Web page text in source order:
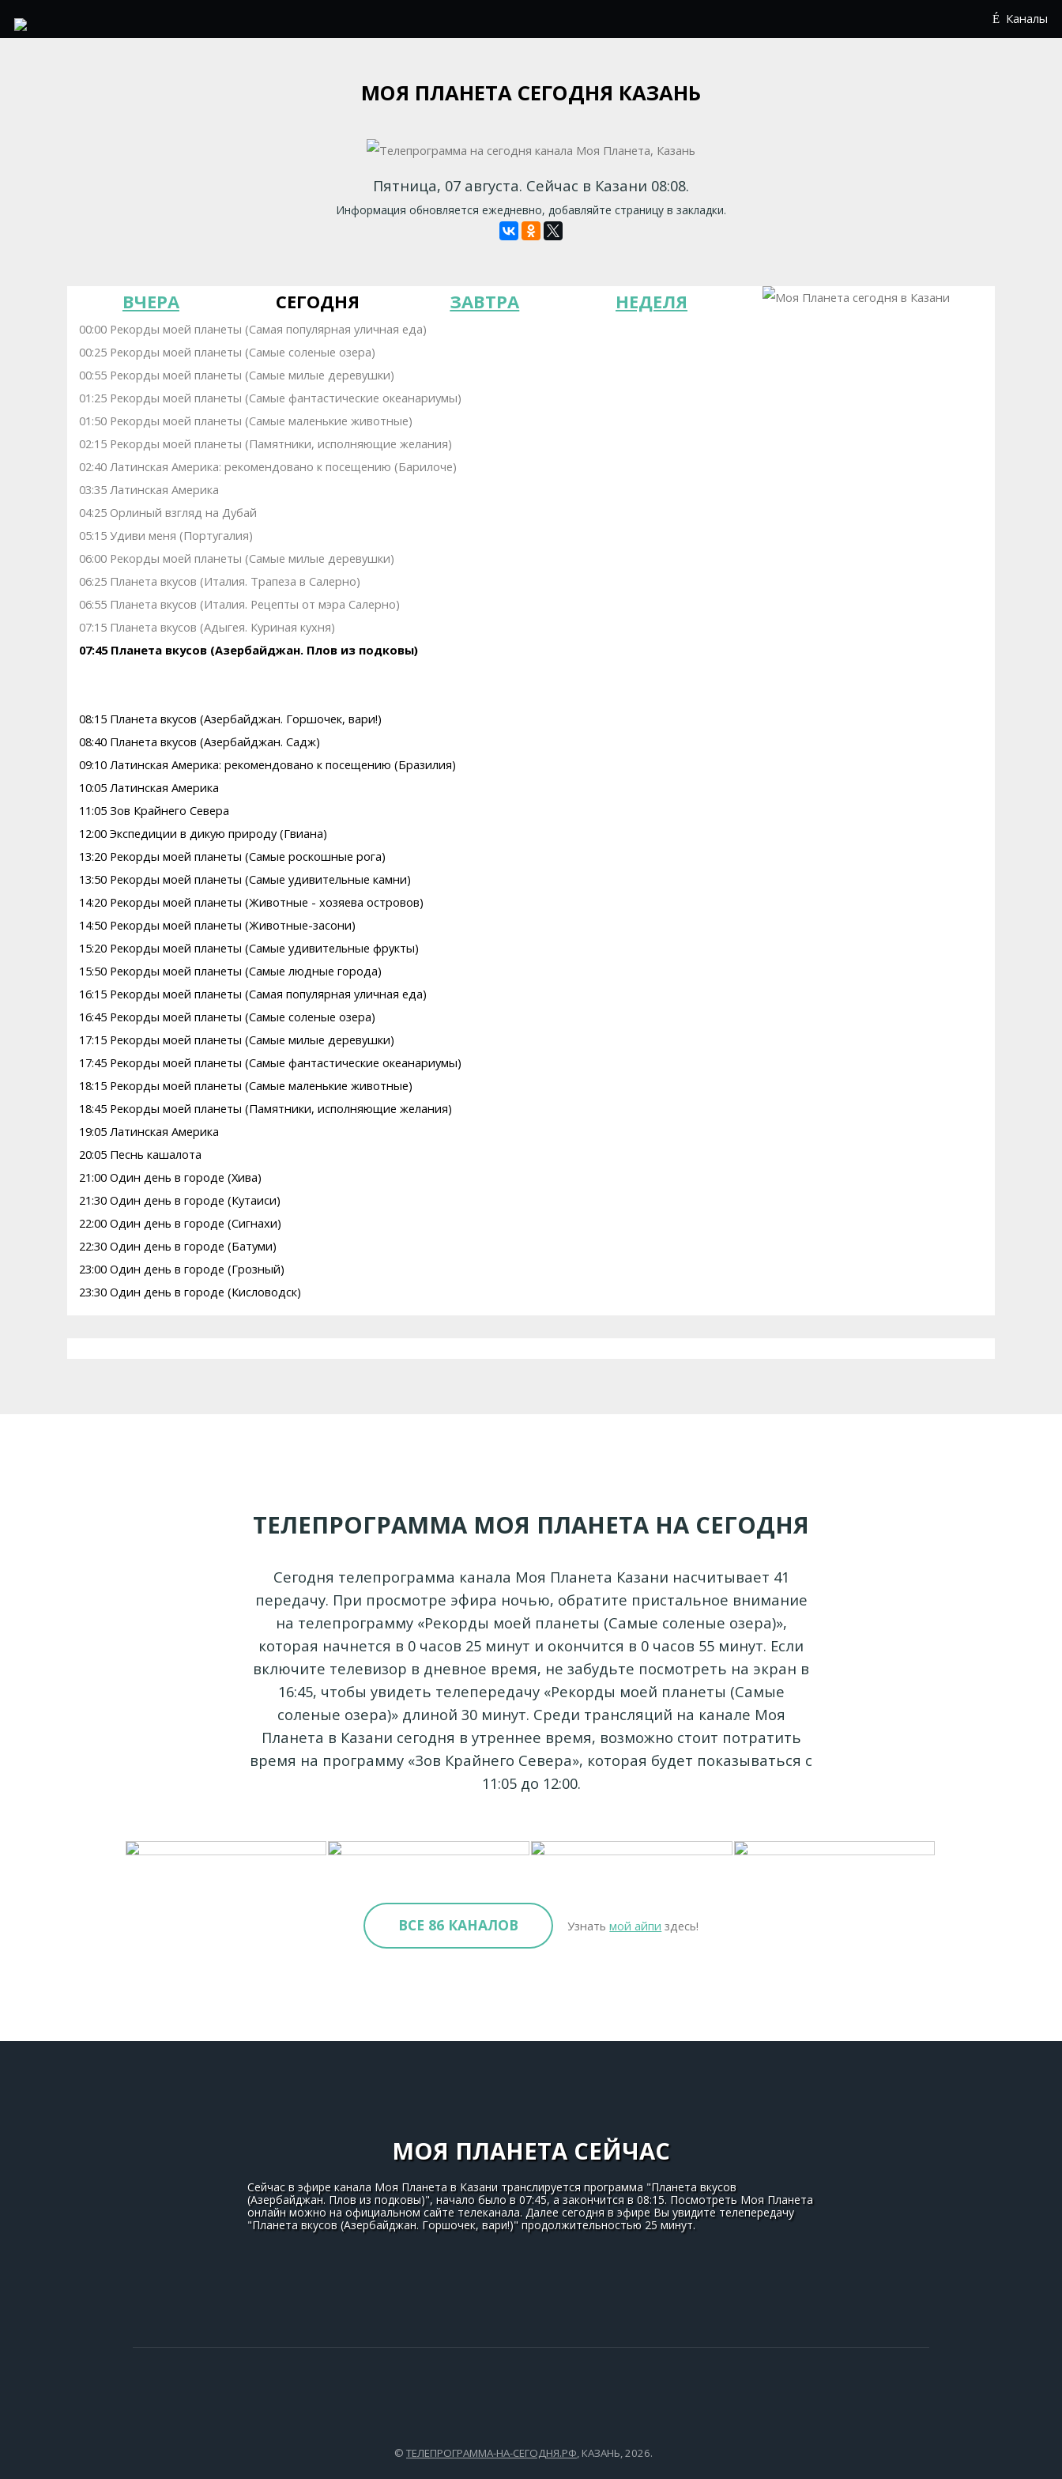
Каналы
МОЯ ПЛАНЕТА СЕГОДНЯ КАЗАНЬ
Пятница, 07 августа. Сейчас в Казани 08:08.
Информация обновляется ежедневно, добавляйте страницу в закладки.
ВЧЕРА СЕГОДНЯ ЗАВТРА НЕДЕЛЯ
00:00 Рекорды моей планеты (Самая популярная уличная еда)
00:25 Рекорды моей планеты (Самые соленые озера)
00:55 Рекорды моей планеты (Самые милые деревушки)
01:25 Рекорды моей планеты (Самые фантастические океанариумы)
01:50 Рекорды моей планеты (Самые маленькие животные)
02:15 Рекорды моей планеты (Памятники, исполняющие желания)
02:40 Латинская Америка: рекомендовано к посещению (Барилоче)
03:35 Латинская Америка
04:25 Орлиный взгляд на Дубай
05:15 Удиви меня (Португалия)
06:00 Рекорды моей планеты (Самые милые деревушки)
06:25 Планета вкусов (Италия. Трапеза в Салерно)
06:55 Планета вкусов (Италия. Рецепты от мэра Салерно)
07:15 Планета вкусов (Адыгея. Куриная кухня)
07:45 Планета вкусов (Азербайджан. Плов из подковы)
08:15 Планета вкусов (Азербайджан. Горшочек, вари!)
08:40 Планета вкусов (Азербайджан. Садж)
09:10 Латинская Америка: рекомендовано к посещению (Бразилия)
10:05 Латинская Америка
11:05 Зов Крайнего Севера
12:00 Экспедиции в дикую природу (Гвиана)
13:20 Рекорды моей планеты (Самые роскошные рога)
13:50 Рекорды моей планеты (Самые удивительные камни)
14:20 Рекорды моей планеты (Животные - хозяева островов)
14:50 Рекорды моей планеты (Животные-засони)
15:20 Рекорды моей планеты (Самые удивительные фрукты)
15:50 Рекорды моей планеты (Самые людные города)
16:15 Рекорды моей планеты (Самая популярная уличная еда)
16:45 Рекорды моей планеты (Самые соленые озера)
17:15 Рекорды моей планеты (Самые милые деревушки)
17:45 Рекорды моей планеты (Самые фантастические океанариумы)
18:15 Рекорды моей планеты (Самые маленькие животные)
18:45 Рекорды моей планеты (Памятники, исполняющие желания)
19:05 Латинская Америка
20:05 Песнь кашалота
21:00 Один день в городе (Хива)
21:30 Один день в городе (Кутаиси)
22:00 Один день в городе (Сигнахи)
22:30 Один день в городе (Батуми)
23:00 Один день в городе (Грозный)
23:30 Один день в городе (Кисловодск)
ТЕЛЕПРОГРАММА МОЯ ПЛАНЕТА НА СЕГОДНЯ
Сегодня телепрограмма канала Моя Планета Казани насчитывает 41
передачу. При просмотре эфира ночью, обратите пристальное внимание
на телепрограмму «Рекорды моей планеты (Самые соленые озера)»,
которая начнется в 0 часов 25 минут и окончится в 0 часов 55 минут. Если
включите телевизор в дневное время, не забудьте посмотреть на экран в
16:45, чтобы увидеть телепередачу «Рекорды моей планеты (Самые
соленые озера)» длиной 30 минут. Среди трансляций на канале Моя
Планета в Казани сегодня в утреннее время, возможно стоит потратить
время на программу «Зов Крайнего Севера», которая будет показываться с
11:05 до 12:00.
ВСЕ 86 КАНАЛОВ Узнатьмой айпи здесь!
МОЯ ПЛАНЕТА СЕЙЧАС
Сейчас в эфире канала Моя Планета в Казани транслируется программа "Планета вкусов
(Азербайджан. Плов из подковы)", начало было в 07:45, а закончится в 08:15. Посмотреть Моя Планета
онлайн можно на официальном сайте телеканала. Далее сегодня в эфире Вы увидите телепередачу
"Планета вкусов (Азербайджан. Горшочек, вари!)" продолжительностью 25 минут.
© ТЕЛЕПРОГРАММА-НА-СЕГОДНЯ.РФ , КАЗАНЬ, 2026.